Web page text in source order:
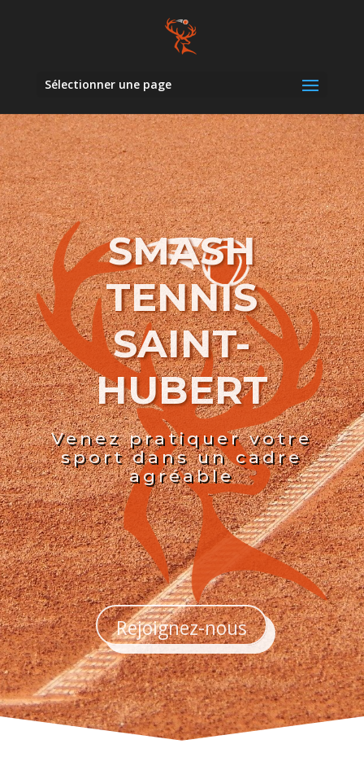
Sélectionner une page
SMASH
TENNIS
SAINT-
HUBERT
Venez pratiquer votre
sport dans un cadre
agréable
Rejoignez-nous